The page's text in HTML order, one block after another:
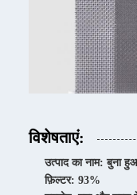
विशेषताएं:
उत्पाद का नाम: बुना
फ़िल्टर: 93%